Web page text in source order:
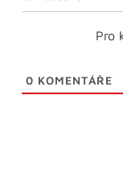
Pro
0 KOMENTÁŘE